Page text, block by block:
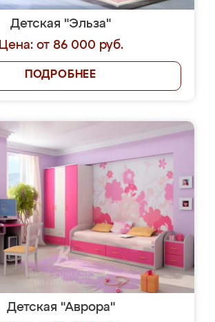
Детская "Эльза"
Цена: от 86 000 руб.
ПОДРОБНЕЕ
Детская "Аврора"